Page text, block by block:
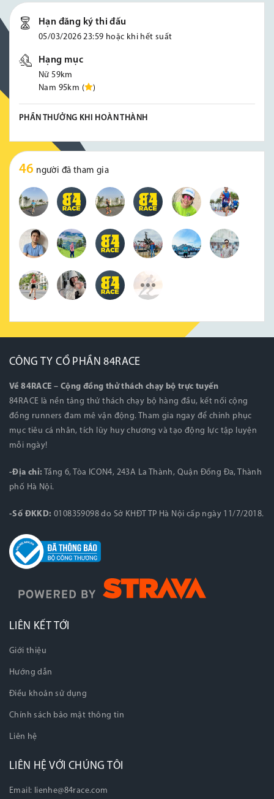
Hạn đăng ký thi đấu
05/03/2026 23:59 hoặc khi hết suất
Hạng mục
Nữ 59km
Nam 95km (
)
PHẦN THƯỞNG KHI HOÀN THÀNH
46 người đã tham gia
CÔNG TY CỔ PHẦN 84RACE
Về 84RACE – Cộng đồng thử thách chạy bộ trực tuyến
84RACE là nền tảng thử thách chạy bộ hàng đầu, kết nối cộng
đồng runners đam mê vận động. Tham gia ngay để chinh phục
mục tiêu cá nhân, tích lũy huy chương và tạo động lực tập luyện
mỗi ngày!
-Địa chỉ: Tầng 6, Tòa ICON4, 243A La Thành, Quận Đống Đa, Thành
phố Hà Nội.
-Số ĐKKD: 0108359098 do Sở KHĐT TP Hà Nội cấp ngày 11/7/2018.
LIÊN KẾT TỚI
Giới thiệu
Hướng dẫn
Điều khoản sử dụng
Chính sách bảo mật thông tin
Liên hệ
LIÊN HỆ VỚI CHÚNG TÔI
Email: lienhe@84race.com